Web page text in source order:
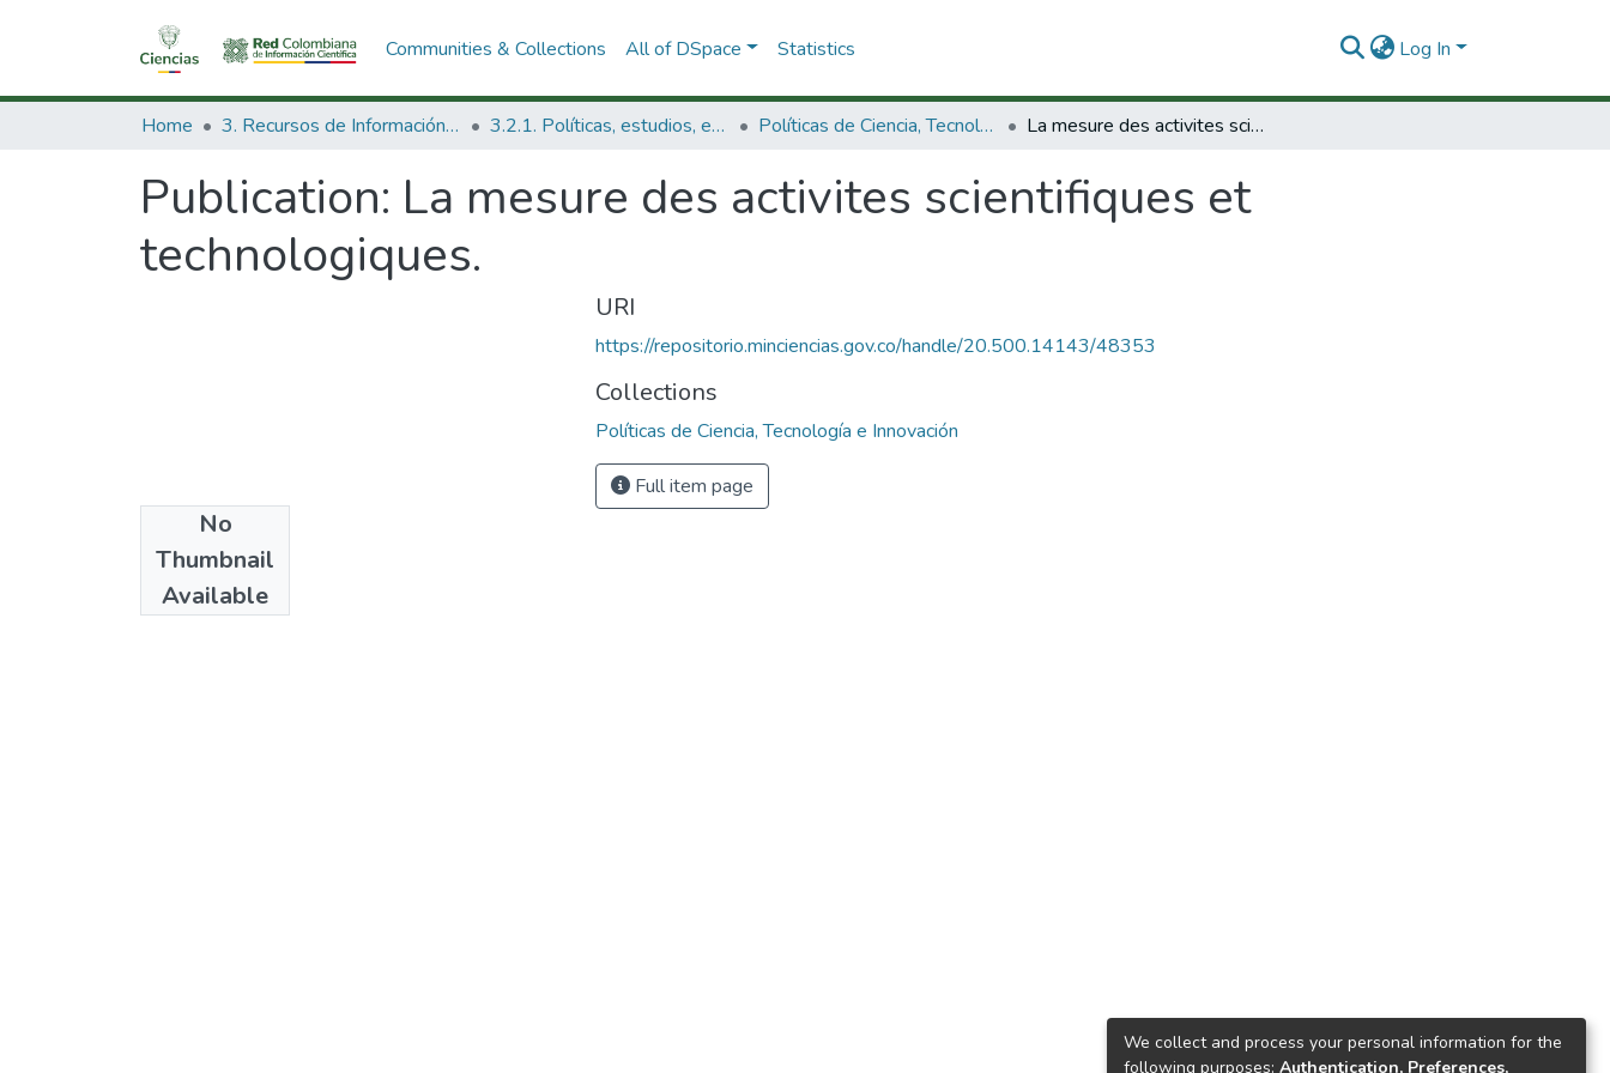
Communities & Collections All of DSpace Statistics Log In
Home 3. Recursos de Información Científica y Tecnológica 3.2.1. Políticas, estudios, evaluaciones e indicadores de CTeI Políticas de Ciencia, Tecnología e Innovación La mesure des activites scientifiques et technologiques.
Publication: La mesure des activites scientifiques et
technologiques.
No
Thumbnail
Available
1995
URI
https://repositorio.minciencias.gov.co/handle/20.500.14143/48353
Collections
Políticas de Ciencia, Tecnología e Innovación
Full item page
We collect and process your personal information for the
following purposes: Authentication, Preferences,